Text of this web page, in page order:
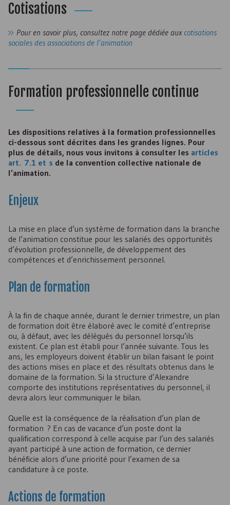
Cotisations
Pour en savoir plus, consultez notre page dédiée aux cotisations
sociales des associations de l’animation
Formation professionnelle continue
Les dispositions relatives à la formation professionnelles
ci-dessous sont décrites dans les grandes lignes. Pour
plus de détails, nous vous invitons à consulter les articles
art. 7.1 et s de la convention collective nationale de
l’animation.
Enjeux
La mise en place d’un système de formation dans la branche
de l’animation constitue pour les salariés des opportunités
d’évolution professionnelle, de développement des
compétences et d’enrichissement personnel.
Plan de formation
À la fin de chaque année, durant le dernier trimestre, un plan
de formation doit être élaboré avec le comité d’entreprise
ou, à défaut, avec les délégués du personnel lorsqu’ils
existent. Ce plan est établi pour l’année suivante. Tous les
ans, les employeurs doivent établir un bilan faisant le point
des actions mises en place et des résultats obtenus dans le
domaine de la formation. Si la structure d’Alexandre
comporte des institutions représentatives du personnel, il
devra alors leur communiquer le bilan.
Quelle est la conséquence de la réalisation d’un plan de
formation ? En cas de vacance d’un poste dont la
qualification correspond à celle acquise par l’un des salariés
ayant participé à une action de formation, ce dernier
bénéficie alors d’une priorité pour l’examen de sa
candidature à ce poste.
Actions de formation